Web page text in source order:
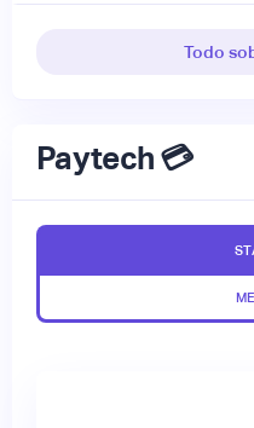
Todo
Paytech 💳